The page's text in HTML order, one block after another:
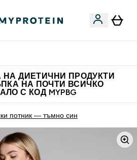
НА ДИЕТИЧНИ ПРОДУКТИ
НА ПОЧТИ ВСИЧКО
С КОД MYPBG
потник — тъмно син